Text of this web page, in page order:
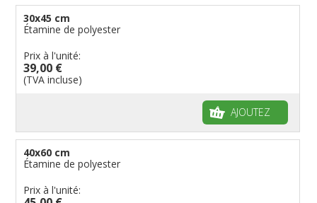
30x45 cm
Étamine de polyester
Prix à l'unité:
39,00 €
(TVA incluse)
AJOUTEZ
40x60 cm
Étamine de polyester
Prix à l'unité: